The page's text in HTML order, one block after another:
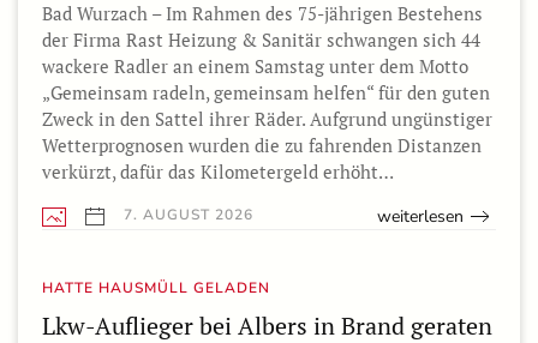
Bad Wurzach – Im Rahmen des 75-jährigen Bestehens
der Firma Rast Heizung & Sanitär schwangen sich 44
wackere Radler an einem Samstag unter dem Motto
„Gemeinsam radeln, gemeinsam helfen“ für den guten
Zweck in den Sattel ihrer Räder. Aufgrund ungünstiger
Wetterprognosen wurden die zu fahrenden Distanzen
verkürzt, dafür das Kilometergeld erhöht…
7. AUGUST 2026 weiterlesen
HATTE HAUSMÜLL GELADEN
Lkw-Auflieger bei Albers in Brand geraten